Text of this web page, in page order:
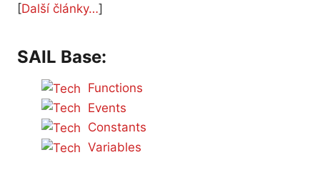
[Další články…]
SAIL Base:
Functions
Events
Constants
Variables